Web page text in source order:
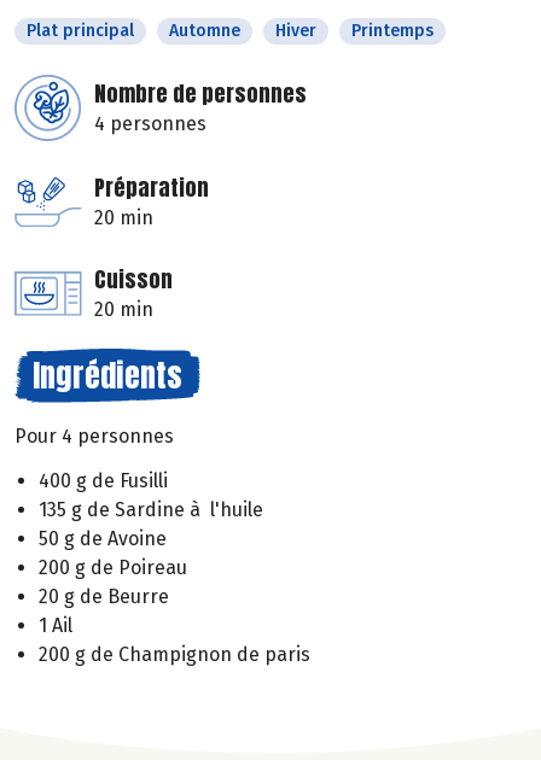
Plat principal Automne Hiver Printemps
Nombre de personnes
4 personnes
Préparation
20 min
Cuisson
20 min
Ingrédients
Pour 4 personnes
400 g de Fusilli
135 g de Sardine à l'huile
50 g de Avoine
200 g de Poireau
20 g de Beurre
1 Ail
200 g de Champignon de paris